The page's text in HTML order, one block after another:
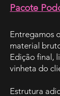
Pacote
Entregamos
material
Edição final,
vinheta do
Estrutura